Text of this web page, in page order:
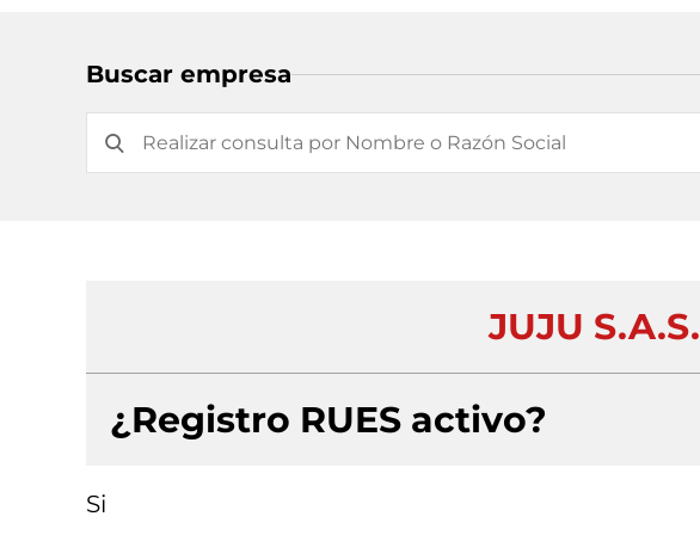
Buscar empresa
JUJU S.A.S.
¿Registro RUES activo?
Si